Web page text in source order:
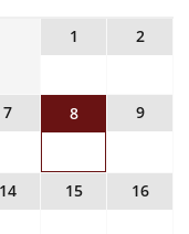
1 2
7 8 9
14 15 16